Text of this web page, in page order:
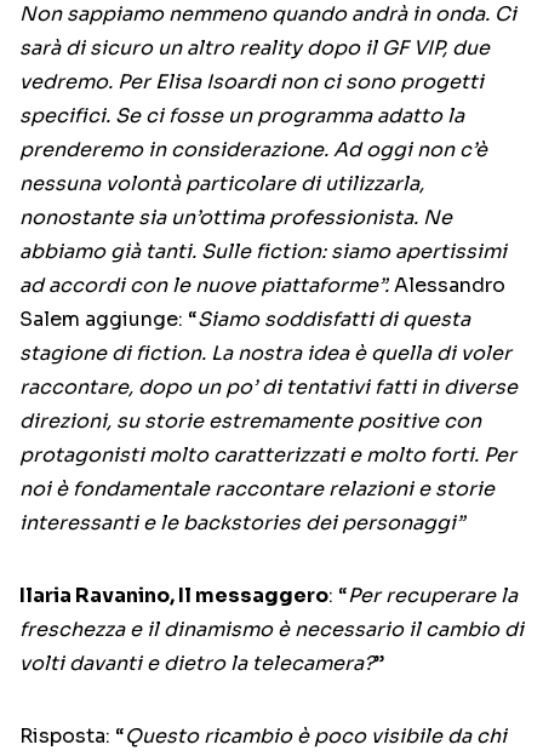
Non sappiamo nemmeno quando andrà in onda. Ci
sarà di sicuro un altro reality dopo il GF VIP, due
vedremo. Per Elisa Isoardi non ci sono progetti
specifici. Se ci fosse un programma adatto la
prenderemo in considerazione. Ad oggi non c’è
nessuna volontà particolare di utilizzarla,
nonostante sia un’ottima professionista. Ne
abbiamo già tanti. Sulle fiction: siamo apertissimi
ad accordi con le nuove piattaforme”.Alessandro
Salem aggiunge: “Siamo soddisfatti di questa
stagione di fiction. La nostra idea è quella di voler
raccontare, dopo un po’ di tentativi fatti in diverse
direzioni, su storie estremamente positive con
protagonisti molto caratterizzati e molto forti. Per
noi è fondamentale raccontare relazioni e storie
interessanti e le backstories dei personaggi”
Ilaria Ravanino, Il messaggero: “Per recuperare la
freschezza e il dinamismo è necessario il cambio di
volti davanti e dietro la telecamera?”
Risposta: “Questo ricambio è poco visibile da chi